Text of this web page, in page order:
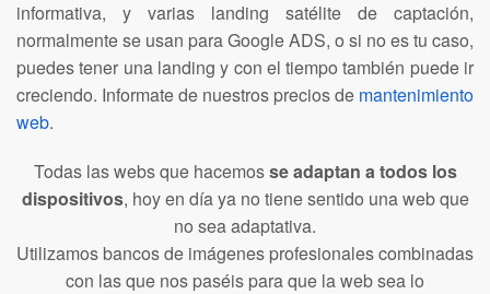
informativa, y varias landing satélite de captación,
normalmente se usan para Google ADS, o si no es tu caso,
puedes tener una landing y con el tiempo también puede ir
creciendo. Informate de nuestros precios de mantenimiento
web.
Todas las webs que hacemosse adaptan a todos los
dispositivos, hoy en día ya no tiene sentido una web que
no sea adaptativa.
Utilizamos bancos de imágenes profesionales combinadas
con las que nos paséis para que la web sea lo